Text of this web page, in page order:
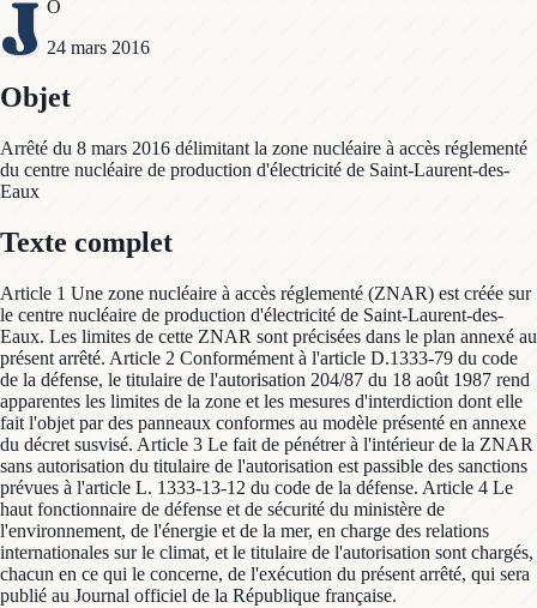
J O
24 mars 2016
Objet
Arrêté du 8 mars 2016 délimitant la zone nucléaire à accès réglementé
du centre nucléaire de production d'électricité de Saint-Laurent-des-
Eaux
Texte complet
Article 1 Une zone nucléaire à accès réglementé (ZNAR) est créée sur
le centre nucléaire de production d'électricité de Saint-Laurent-des-
Eaux. Les limites de cette ZNAR sont précisées dans le plan annexé au
présent arrêté. Article 2 Conformément à l'article D.1333-79 du code
de la défense, le titulaire de l'autorisation 204/87 du 18 août 1987 rend
apparentes les limites de la zone et les mesures d'interdiction dont elle
fait l'objet par des panneaux conformes au modèle présenté en annexe
du décret susvisé. Article 3 Le fait de pénétrer à l'intérieur de la ZNAR
sans autorisation du titulaire de l'autorisation est passible des sanctions
prévues à l'article L. 1333-13-12 du code de la défense. Article 4 Le
haut fonctionnaire de défense et de sécurité du ministère de
l'environnement, de l'énergie et de la mer, en charge des relations
internationales sur le climat, et le titulaire de l'autorisation sont chargés,
chacun en ce qui le concerne, de l'exécution du présent arrêté, qui sera
publié au Journal officiel de la République française.